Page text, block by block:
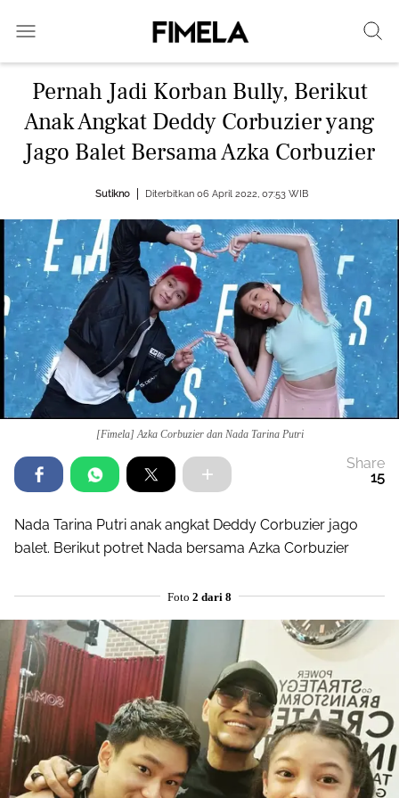
Pernah Jadi Korban Bully, Berikut
Anak Angkat Deddy Corbuzier yang
Jago Balet Bersama Azka Corbuzier
Sutikno Diterbitkan 06 April 2022, 07:53 WIB
[Fimela] Azka Corbuzier dan Nada Tarina Putri
Share
15
Nada Tarina Putri anak angkat Deddy Corbuzier jago
balet. Berikut potret Nada bersama Azka Corbuzier
Foto 2 dari 8